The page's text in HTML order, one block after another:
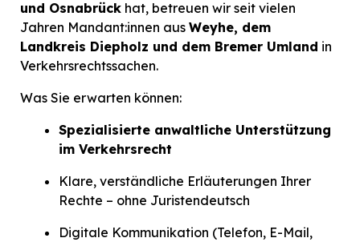
und Osnabrück hat, betreuen wir seit vielen
Jahren Mandant:innen aus Weyhe, dem
Landkreis Diepholz und dem Bremer Umland in
Verkehrsrechtssachen.
Was Sie erwarten können:
Spezialisierte anwaltliche Unterstützung
im Verkehrsrecht
Klare, verständliche Erläuterungen Ihrer
Rechte – ohne Juristendeutsch
Digitale Kommunikation (Telefon, E-Mail,